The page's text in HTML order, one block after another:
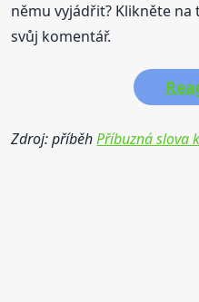
němu vyjádřit? Klikněte
svůj komentář.
Zdroj: příběhPříbuzná slova